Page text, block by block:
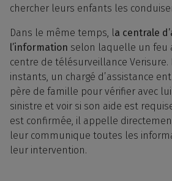
chercher leurs enfants les
Dans le même temps, la centrale
l’information selon laquelle un feu
centre de télésurveillance Verisure.
instants, un chargé d’assistance
père de famille pour vérifier avec
sinistre et voir si son aide est
est confirmée, il appelle
leur communique toutes les
leur intervention.